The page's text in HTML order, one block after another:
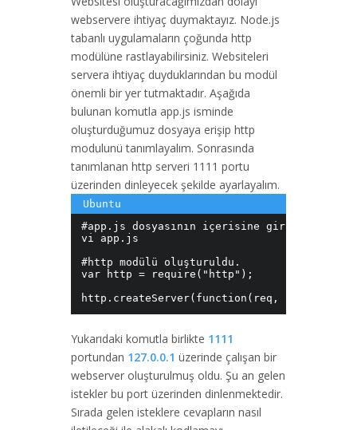
webservere ihtiyaç duymaktayız. Node.js
tabanlı uygulamaların çoğunda http
modülüne rastlayabilirsiniz. Websiteleri
servera ihtiyaç duyduklarından bu modül
önemli bir yer tutmaktadır. Aşağıda
bulunan komutla app.js isminde
oluşturduğumuz dosyaya erişip http
modulunü tanımlayalım. Sonrasında
tanımlanan http serveri 1111 portu
üzerinden dinleyecek şekilde ayarlayalım.
#app.js dosyasının içerisine girildi.
vi app.js
#http modülü oluşturuldu.
var http = require("http");
http.createServer(function(req, res){
Yukarıdaki komutla birlikte 1111
portundan 127.0.0.1 üzerinde çalışan bir
webserver oluşturulmuş oldu. Şu an gelen
istekler bu port üzerinden dinlenmektedir.
Sırada gelen isteklere cevapların nasıl